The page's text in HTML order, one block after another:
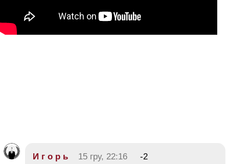
И г о р ь 15 гру, 22:16
-2